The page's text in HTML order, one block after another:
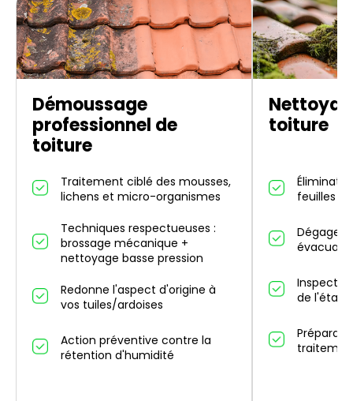
Démoussage
professionnel de
toiture
Traitement ciblé des mousses,
lichens et micro-organismes
Techniques respectueuses :
brossage mécanique +
nettoyage basse pression
Redonne l'aspect d'origine à
vos tuiles/ardoises
Action préventive contre la
rétention d'humidité
toiture
feuilles
de l'état